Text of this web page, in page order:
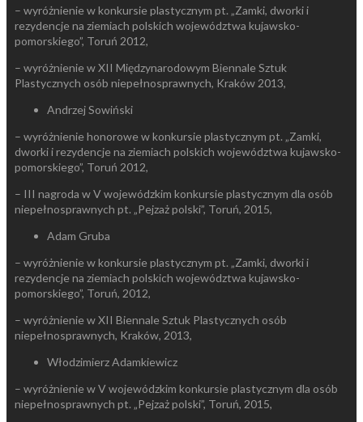
– wyróżnienie w konkursie plastycznym pt. „Zamki, dworki i
rezydencje na ziemiach polskich województwa kujawsko-
pomorskiego”, Toruń 2012,
– wyróżnienie w XII Międzynarodowym Biennale Sztuk
Plastycznych osób niepełnosprawnych, Kraków 2013,
Andrzej Sowiński
– wyróżnienie honorowe w konkursie plastycznym pt. „Zamki,
dworki i rezydencje na ziemiach polskich województwa kujawsko-
pomorskiego”, Toruń 2012,
– III nagroda w V wojewódzkim konkursie plastycznym dla osób
niepełnosprawnych pt. „Pejzaż polski”, Toruń, 2015,
Adam Gruba
– wyróżnienie w konkursie plastycznym pt. „Zamki, dworki i
rezydencje na ziemiach polskich województwa kujawsko-
pomorskiego”, Toruń, 2012,
– wyróżnienie w XII Biennale Sztuk Plastycznych osób
niepełnosprawnych, Kraków, 2013,
Włodzimierz Adamkiewicz
– wyróżnienie w V wojewódzkim konkursie plastycznym dla osób
niepełnosprawnych pt. „Pejzaż polski”, Toruń, 2015,